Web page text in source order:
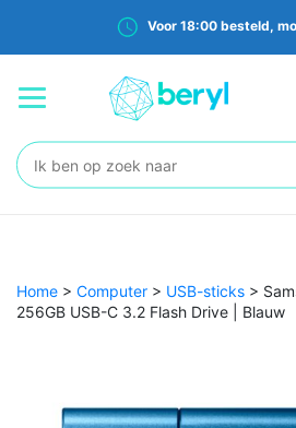
Voor 18:00 besteld,
Zoeken:
Home > Computer > USB-sticks >
256GB USB-C 3.2 Flash Drive | Blauw